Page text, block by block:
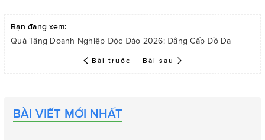
Bạn đang xem:
Quà Tặng Doanh Nghiệp Độc Đáo 2026: Đẳng Cấp Đồ Da
Bài trước Bài sau
BÀI VIẾT MỚI NHẤT